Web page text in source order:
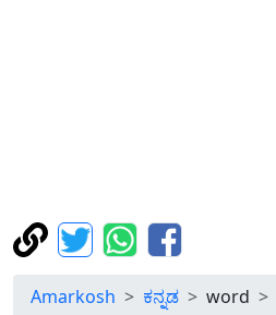
Amarkosh ಕನ್ನಡ word